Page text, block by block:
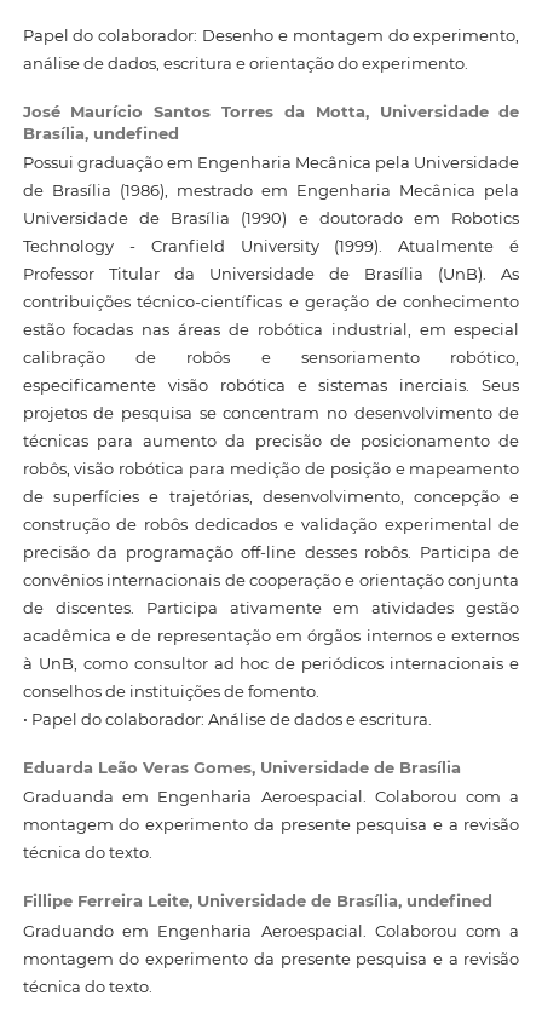
Papel do colaborador: Desenho e montagem do experimento,
análise de dados, escritura e orientação do experimento.
José Maurício Santos Torres da Motta, Universidade de
Brasília, undefined
Possui graduação em Engenharia Mecânica pela Universidade
de Brasília (1986), mestrado em Engenharia Mecânica pela
Universidade de Brasília (1990) e doutorado em Robotics
Technology - Cranfield University (1999). Atualmente é
Professor Titular da Universidade de Brasília (UnB). As
contribuições técnico-científicas e geração de conhecimento
estão focadas nas áreas de robótica industrial, em especial
calibração de robôs e sensoriamento robótico,
especificamente visão robótica e sistemas inerciais. Seus
projetos de pesquisa se concentram no desenvolvimento de
técnicas para aumento da precisão de posicionamento de
robôs, visão robótica para medição de posição e mapeamento
de superfícies e trajetórias, desenvolvimento, concepção e
construção de robôs dedicados e validação experimental de
precisão da programação off-line desses robôs. Participa de
convênios internacionais de cooperação e orientação conjunta
de discentes. Participa ativamente em atividades gestão
acadêmica e de representação em órgãos internos e externos
à UnB, como consultor ad hoc de periódicos internacionais e
conselhos de instituições de fomento.
• Papel do colaborador: Análise de dados e escritura.
Eduarda Leão Veras Gomes, Universidade de Brasília
Graduanda em Engenharia Aeroespacial. Colaborou com a
montagem do experimento da presente pesquisa e a revisão
técnica do texto.
Fillipe Ferreira Leite, Universidade de Brasília, undefined
Graduando em Engenharia Aeroespacial. Colaborou com a
montagem do experimento da presente pesquisa e a revisão
técnica do texto.